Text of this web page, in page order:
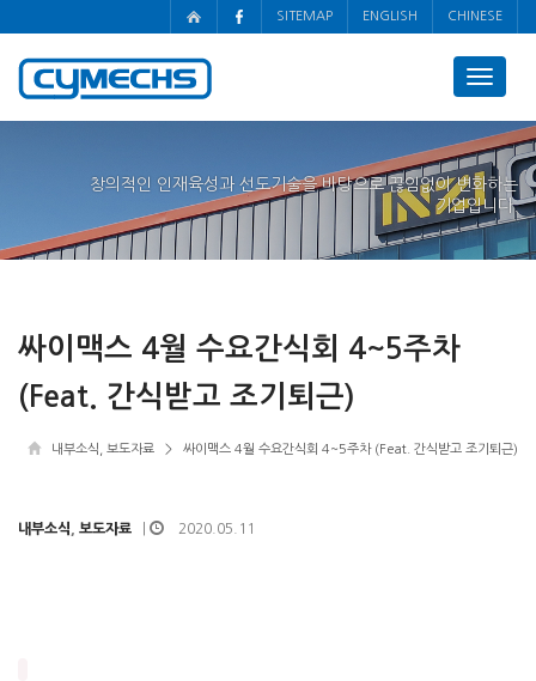
SITEMAP ENGLISH CHINESE
Toggle
창의적인 인재육성과 선도기술을 바탕으로 끊임없이 변화하는
기업입니다.
싸이맥스 4월 수요간식회 4~5주차
(Feat. 간식받고 조기퇴근)
내부소식 보도자료 > 싸이맥스 4월 수요간식회 4~5주차 (Feat. 간식받고 조기퇴근)
내부소식 보도자료 2020.05.11